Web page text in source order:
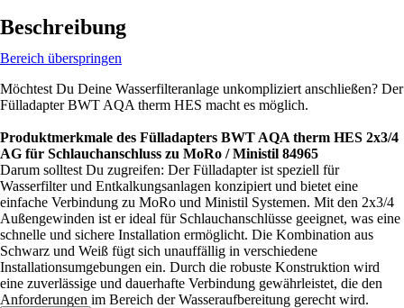
Beschreibung
Bereich überspringen
Möchtest Du Deine Wasserfilteranlage unkompliziert anschließen? Der
Fülladapter BWT AQA therm HES macht es möglich.
Produktmerkmale des Fülladapters BWT AQA therm HES 2x3/4
AG für Schlauchanschluss zu MoRo / Ministil 84965
Darum solltest Du zugreifen: Der Fülladapter ist speziell für
Wasserfilter und Entkalkungsanlagen konzipiert und bietet eine
einfache Verbindung zu MoRo und Ministil Systemen. Mit den 2x3/4
Außengewinden ist er ideal für Schlauchanschlüsse geeignet, was eine
schnelle und sichere Installation ermöglicht. Die Kombination aus
Schwarz und Weiß fügt sich unauffällig in verschiedene
Installationsumgebungen ein. Durch die robuste Konstruktion wird
eine zuverlässige und dauerhafte Verbindung gewährleistet, die den
Anforderungen im Bereich der Wasseraufbereitung gerecht wird.